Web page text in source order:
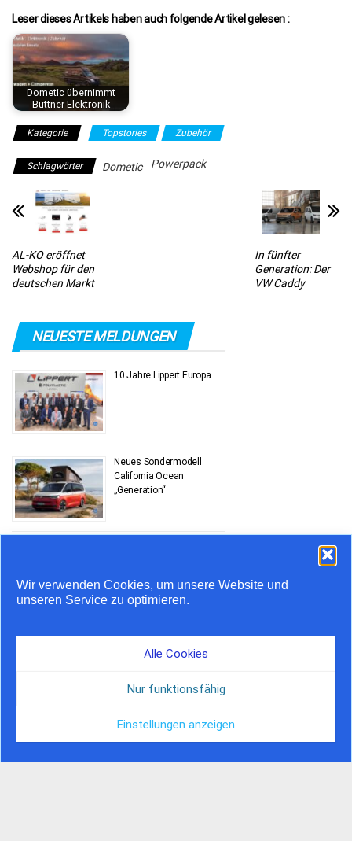
Wir verwenden Cookies, um unsere Website und
unseren Service zu optimieren.
Alle Cookies
Nur funktionsfähig
Einstellungen anzeigen
Leser dieses Artikels haben auch folgende Artikel gelesen :
Dometic übernimmt
Büttner Elektronik
Kategorie Topstories Zubehör
Schlagwörter Dometic Powerpack
AL-KO eröffnet
Webshop für den
deutschen Markt
In fünfter
Generation: Der
VW Caddy
NEUESTE MELDUNGEN
10 Jahre Lippert Europa
Neues Sondermodell
California Ocean
„Generation“
Airstream feiert 20 Jahre
in Europa